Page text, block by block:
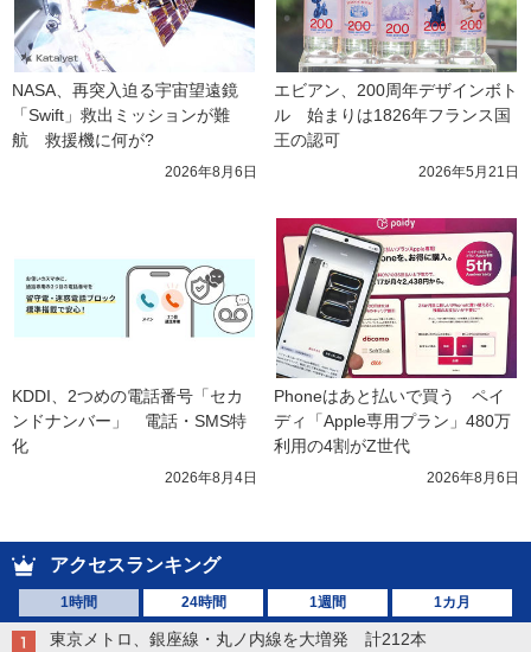
NASA、再突入迫る宇宙望遠鏡
「Swift」救出ミッションが難
航　救援機に何が?
2026年8月6日
エビアン、200周年デザインボト
ル　始まりは1826年フランス国
王の認可
2026年5月21日
KDDI、2つめの電話番号「セカ
ンドナンバー」　電話・SMS特
化
2026年8月4日
Phoneはあと払いで買う　ペイ
ディ「Apple専用プラン」480万
利用の4割がZ世代
2026年8月6日
アクセスランキング
1時間 24時間 1週間 1カ月
東京メトロ、銀座線・丸ノ内線を大増発 計212本